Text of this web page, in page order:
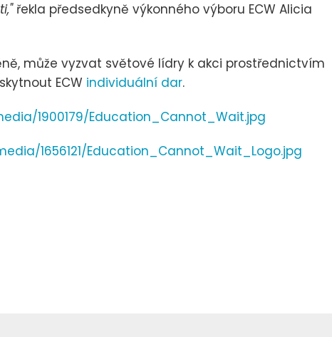
řekla předsedkyně výkonného výboru ECW Alicia
může vyzvat světové lídry k akci prostřednictvím
ECW individuální dar.
1900179/Education_Cannot_Wait.jpg
1656121/Education_Cannot_Wait_Logo.jpg